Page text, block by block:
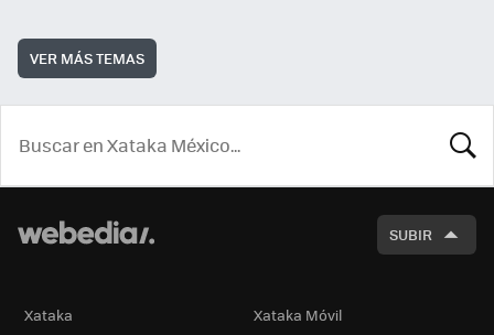
VER MÁS TEMAS
SUBIR
Xataka Xataka Móvil